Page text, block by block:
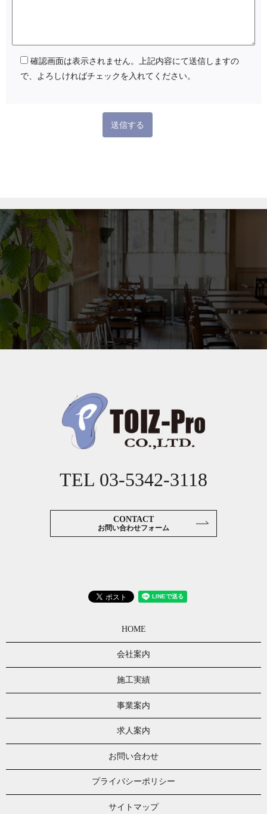
確認画面は表示されません。上記内容にて送信しますの
で、よろしければチェックを入れてください。
TEL 03-5342-3118
CONTACT
お問い合わせフォーム
HOME
会社案内
施工実績
事業案内
求人案内
お問い合わせ
プライバシーポリシー
サイトマップ